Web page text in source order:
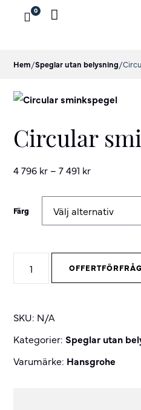
0
Hem/Speglar utan belysning/
Circular
4 796 kr –7 491 kr
Färg
sminkspegel
SKU: N/A
Kategorier:Speglar utan
Varumärke: Hansgrohe